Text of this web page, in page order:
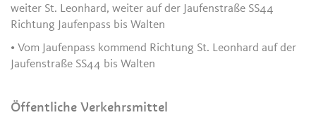
weiter St. Leonhard, weiter auf der Jaufenstraße SS44
Richtung Jaufenpass bis Walten
• Vom Jaufenpass kommend Richtung St. Leonhard auf der
Jaufenstraße SS44 bis Walten
Öffentliche Verkehrsmittel